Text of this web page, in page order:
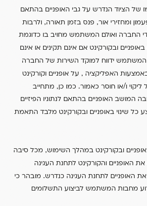
של הציוד הנדרש על גבי האופניים בהתאם
ומחזירי אור, פנס בזמן תאורה, ולרבות
החברה ואולם המשתמש מחויב בו כדוגמת
ובקורקינט אם אינם תקינים או אינם
המשתמש ידווח למוקד השירות של החברה
האפליקציה , על אופניים וקורקינט
ו/או חוסר כאמור. כמו כן, מתחייב
האופניים בהתאם לנתוניו הפיזיים
כל שינוי באופניים ובקורקינט מלבד התאמת
ובקורקינט במהלך השימוש, מכל סיבה
האופניים והקורקינט לתחנת העגינה
את האופניים לתחנת העגינה כנדרש. מובהר כי
מחבות המשתמש לביצוע התשלומים